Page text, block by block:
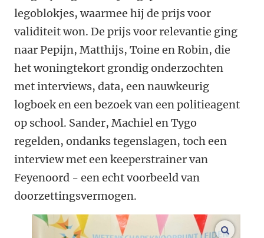
legoblokjes, waarmee hij de prijs voor
validiteit won. De prijs voor relevantie ging
naar Pepijn, Matthijs, Toine en Robin, die
het woningtekort grondig onderzochten
met interviews, data, een nauwkeurig
logboek en een bezoek van een politieagent
op school. Sander, Machiel en Tygo
regelden, ondanks tegenslagen, toch een
interview met een keeperstrainer van
Feyenoord - een echt voorbeeld van
doorzettingsvermogen.